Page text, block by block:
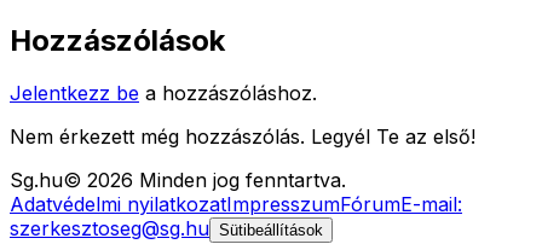
Hozzászólások
Jelentkezz be a hozzászóláshoz.
Nem érkezett még hozzászólás. Legyél Te az első!
Sg.hu© 2026 Minden jog fenntartva.
Adatvédelmi nyilatkozatImpresszumFórumE-mail:
szerkesztoseg@sg.hu Sütibeállítások